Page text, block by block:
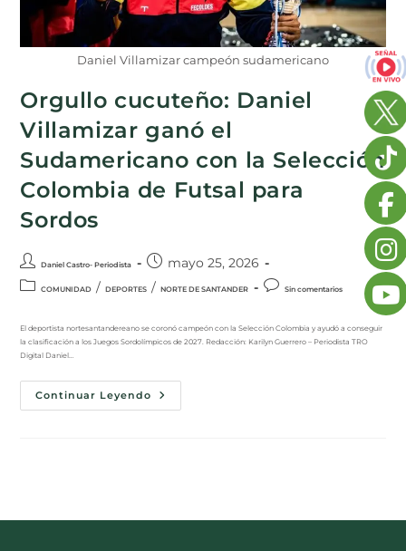
Daniel Villamizar campeón sudamericano
Orgullo cucuteño: Daniel
Villamizar ganó el
Sudamericano con la Selección
Colombia de Futsal para
Sordos
Daniel Castro- Periodista mayo 25, 2026
COMUNIDAD / DEPORTES / NORTE DE SANTANDER Sin comentarios
El deportista nortesantandereano se coronó campeón con la Selección Colombia y ayudó a conseguir
la clasificación a los Juegos Sordolímpicos de 2027. Redacción: Karilyn Guerrero – Periodista TRO
Digital Daniel…
Continuar Leyendo